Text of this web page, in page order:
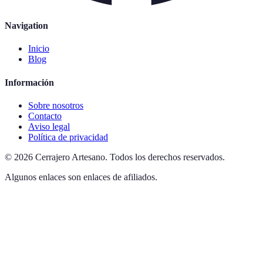
Navigation
Inicio
Blog
Información
Sobre nosotros
Contacto
Aviso legal
Política de privacidad
© 2026 Cerrajero Artesano. Todos los derechos reservados.
Algunos enlaces son enlaces de afiliados.